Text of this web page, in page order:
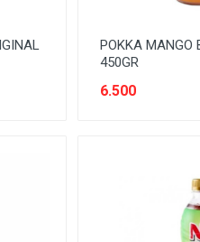
POKKA MANGO
450GR
6.500